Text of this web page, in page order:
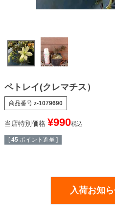
ペトレイ(クレマチス）
商品番号 z-1079690
当店特別価格 ¥990税込
[ 45 ポイント進呈 ]
入荷お知